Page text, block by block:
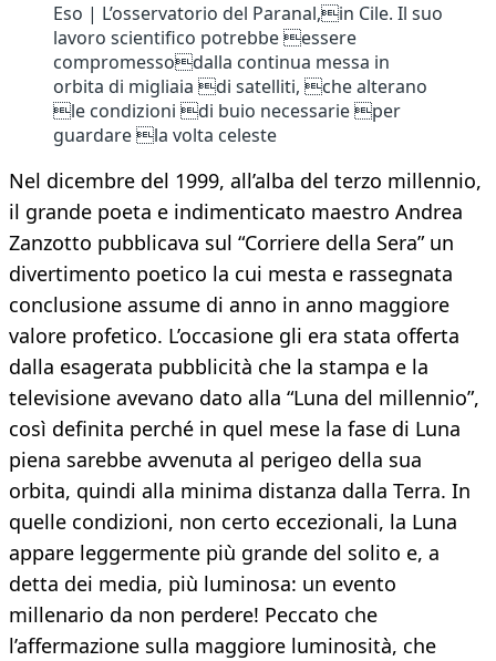
Eso | L’osservatorio del Paranal,in Cile. Il suo
lavoro scientifico potrebbe essere
compromessodalla continua messa in
orbita di migliaia di satelliti, che alterano
le condizioni di buio necessarie per
guardare la volta celeste
Nel dicembre del 1999, all’alba del terzo millennio,
il grande poeta e indimenticato maestro Andrea
Zanzotto pubblicava sul “Corriere della Sera” un
divertimento poetico la cui mesta e rassegnata
conclusione assume di anno in anno maggiore
valore profetico. L’occasione gli era stata offerta
dalla esagerata pubblicità che la stampa e la
televisione avevano dato alla “Luna del millennio”,
così definita perché in quel mese la fase di Luna
piena sarebbe avvenuta al perigeo della sua
orbita, quindi alla minima distanza dalla Terra. In
quelle condizioni, non certo eccezionali, la Luna
appare leggermente più grande del solito e, a
detta dei media, più luminosa: un evento
millenario da non perdere! Peccato che
l’affermazione sulla maggiore luminosità, che